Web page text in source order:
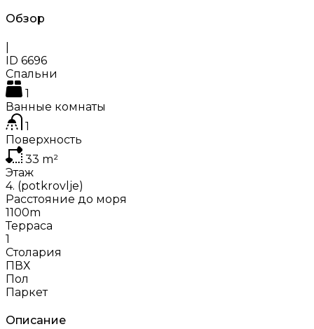
Обзор
ID 6696
Спальни
1
Ванные комнаты
1
Поверхность
33 m²
Этаж
4. (potkrovlje)
Расстояние до моря
1100m
Терраса
1
Столария
ПВХ
Пол
Паркет
Описание